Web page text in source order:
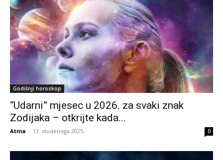
Godišnji horoskop
“Udarni” mjesec u 2026. za svaki znak
Zodijaka – otkrijte kada...
Atma - 13. studenoga 2025. 0